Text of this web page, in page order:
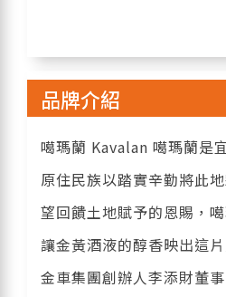
品牌介紹
噶瑪蘭 Kavalan 噶瑪蘭是
原住民族以踏實辛勤將此
望回饋土地賦予的恩賜，
讓金黃酒液的醇香映出這
金車集團創辦人李添財董